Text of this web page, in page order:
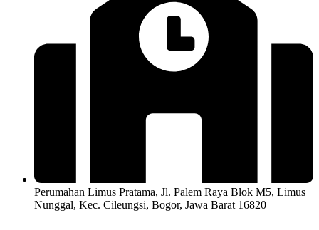
Perumahan Limus Pratama, Jl. Palem Raya Blok M5, Limus
Nunggal, Kec. Cileungsi, Bogor, Jawa Barat 16820